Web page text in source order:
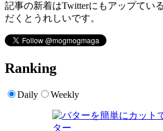
記事の新着はTwitterにもアップてい
だくとうれしいです。
Ranking
Daily Weekly